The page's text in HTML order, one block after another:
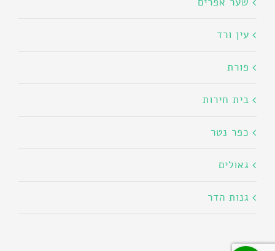
עין ורד
פורת
בית חירות
כפר נטר
גאולים
גנות הדר